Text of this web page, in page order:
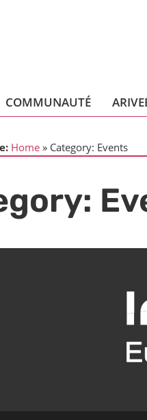
COMMUNAUTÉ
Home Category: Events